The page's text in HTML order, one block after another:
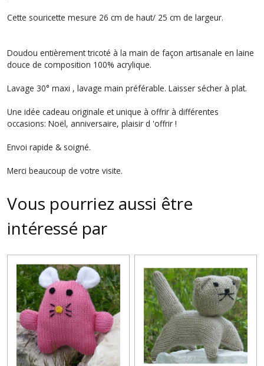
Cette souricette mesure 26 cm de haut/ 25 cm de largeur.
Doudou entièrement tricoté à la main de façon artisanale en laine
douce de composition 100% acrylique.
Lavage 30° maxi , lavage main préférable. Laisser sécher à plat.
Une idée cadeau originale et unique à offrir à différentes
occasions: Noël, anniversaire, plaisir d 'offrir !
Envoi rapide & soigné.
Merci beaucoup de votre visite.
Vous pourriez aussi être
intéressé par